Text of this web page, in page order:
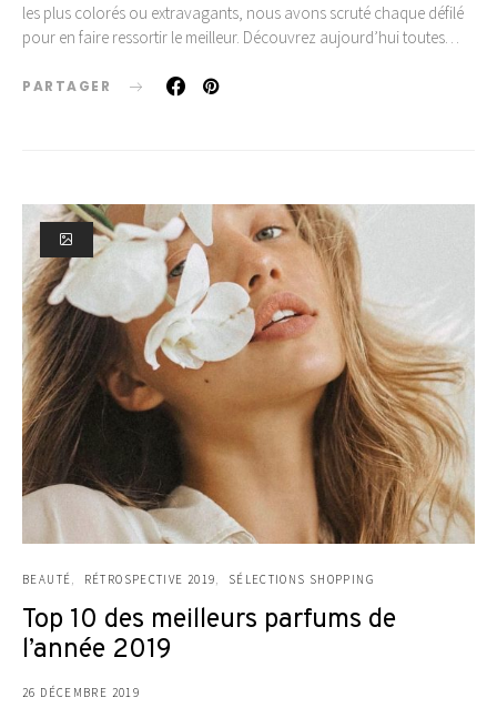
les plus colorés ou extravagants, nous avons scruté chaque défilé
pour en faire ressortir le meilleur. Découvrez aujourd’hui toutes…
PARTAGER
BEAUTÉ RÉTROSPECTIVE 2019 SÉLECTIONS SHOPPING
Top 10 des meilleurs parfums de
l’année 2019
26 DÉCEMBRE 2019